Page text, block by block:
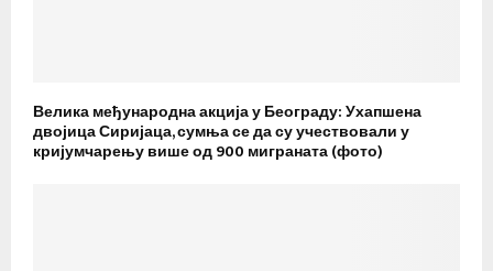
Велика међународна акција у Београду: Ухапшена
двојица Сиријаца, сумња се да су учествовали у
кријумчарењу више од 900 миграната (фото)